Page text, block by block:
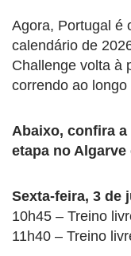
Agora, Portugal é
calendário de
Challenge volta à
correndo ao
Abaixo, confira
etapa no
Sexta-feira, 3 de
10h45 – Treino
11h40 – Treino